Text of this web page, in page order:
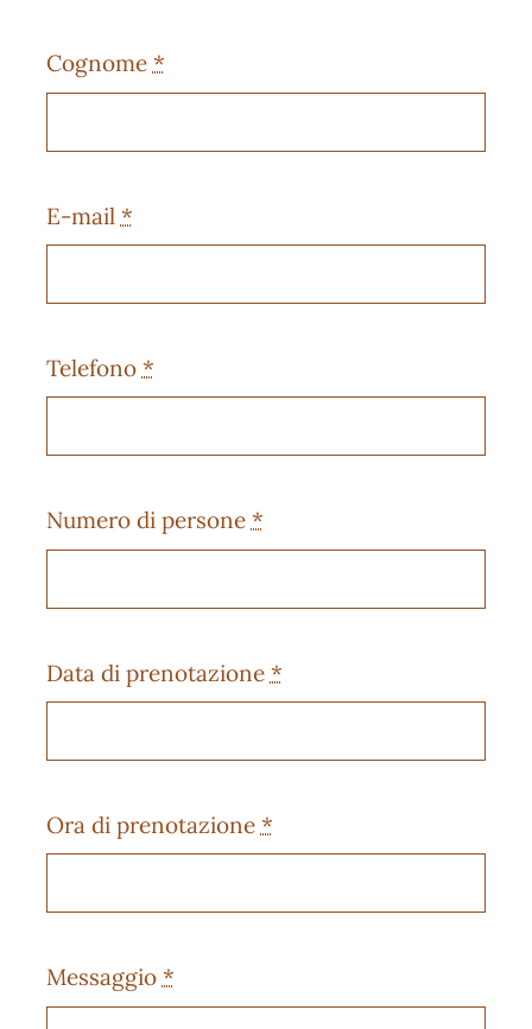
Cognome *
E-mail *
Telefono *
Numero di persone *
Data di prenotazione *
Ora di prenotazione *
Messaggio *